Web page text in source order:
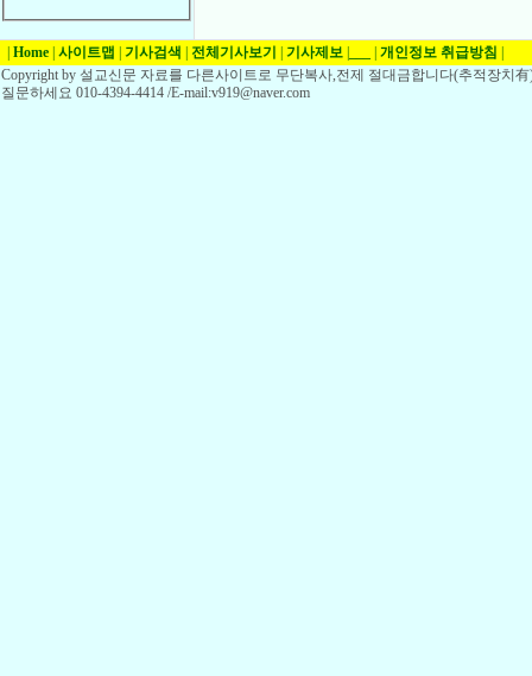
Home 사이트맵 기사검색 전체기사보기 기사제보 개인정보 취급방침
Copyright by 설교신문 자료를 다른사이트로 무단복사,전제 절대금합니다(추적장치
질문하세요 010-4394-4414 /E-mail:v919@naver.com